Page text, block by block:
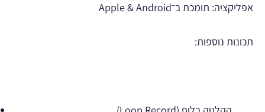
אפליקציה: תומכת ב־Apple & Android
תכונות נוספות: